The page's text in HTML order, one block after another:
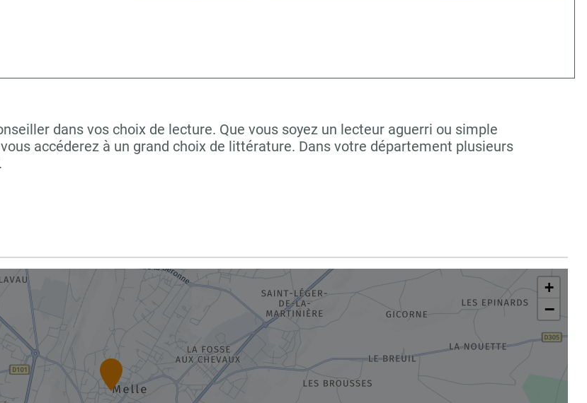
dans vos choix de lecture. Que vous soyez un lecteur aguerri ou simple
accéderez à un grand choix de littérature. Dans votre département plusieurs
+
−